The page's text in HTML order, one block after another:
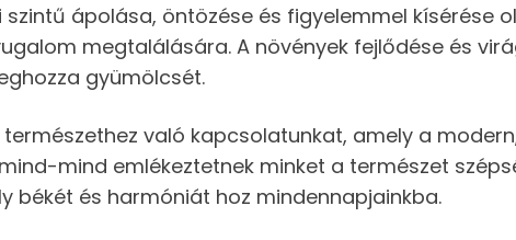
ápolása, öntözése és figyelemmel kísérése
megtalálására. A növények fejlődése és
gyümölcsét.
való kapcsolatunkat, amely a
mind emlékeztetnek minket a természet
békét és harmóniát hoz mindennapjainkba.